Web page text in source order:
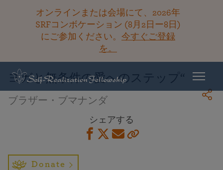
オンラインまたは会場にて、2026年
SRFコンボケーション (8月2日ー8日)
にご参加ください。 今すぐご登録
を。
ライブラリーに戻る
ヨガと無条件の愛へのステップ“
ブラザー・ブマナンダ
シェアする
Donate